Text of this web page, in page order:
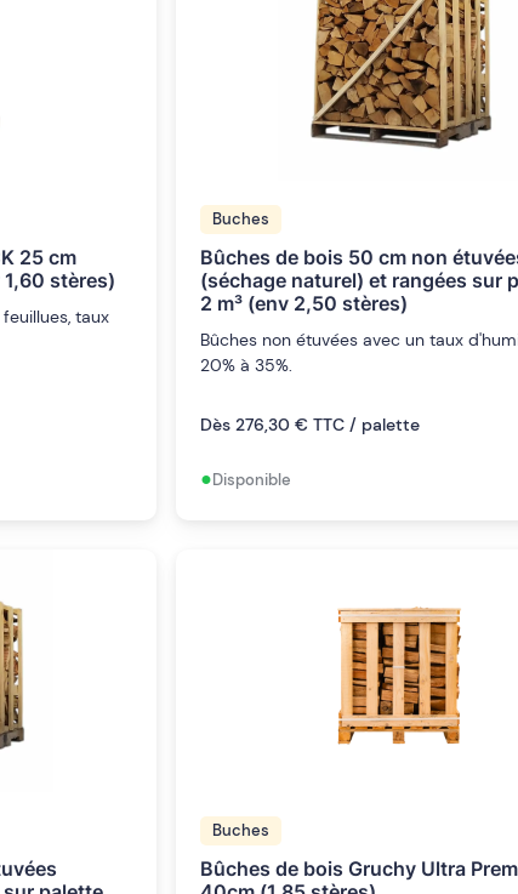
25 cm
1,60 stères)
feuillues, taux
Buches
Bûches de bois 50 cm non
(séchage naturel) et rangées sur
2 m³ (env 2,50 stères)
Bûches non étuvées avec un taux
20% à 35%.
Dès 276,30 € TTC / palette
•Disponible
Buches
Bûches de bois Gruchy Ultra